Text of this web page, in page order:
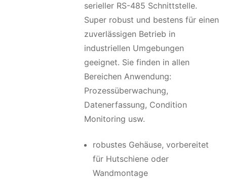
serieller RS-485 Schnittstelle.
Super robust und bestens für einen
zuverlässigen Betrieb in
industriellen Umgebungen
geeignet. Sie finden in allen
Bereichen Anwendung:
Prozessüberwachung,
Datenerfassung, Condition
Monitoring usw.
robustes Gehäuse, vorbereitet
für Hutschiene oder
Wandmontage